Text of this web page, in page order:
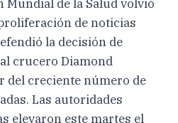
Mundial de la Salud volvió
de noticias
la decisión de
crucero Diamond
del creciente número de
Las autoridades
elevaron este martes el